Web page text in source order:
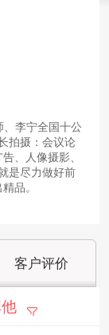
、李宁全国十公
拍摄：会议论
、人像摄影、
是尽力做好前
品。
客户评价